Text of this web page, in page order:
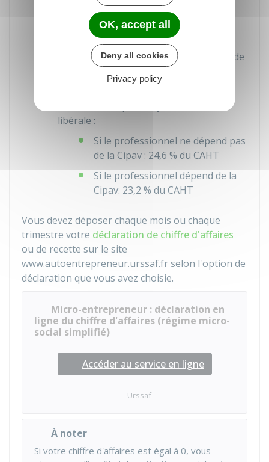
vente de marchandises, objets,
fournitures et denrées à emporter ou
consommer, à12,3 %duCAHT
Pour les entreprises ayant une activité de
prestations de services en BIC, à
Pour les entreprises ayant une activité
libérale :
Si le professionnel ne dépend pas
de la Cipav : 24,6 % du CAHT
Si le professionnel dépend de la
Cipav: 23,2 % du CAHT
Vous devez déposer chaque mois ou chaque
trimestre votre déclaration de chiffre d'affaires
ou de recette sur le site
www.autoentrepreneur.urssaf.fr selon l'option de
déclaration que vous avez choisie.
Micro-entrepreneur : déclaration en
ligne du chiffre d'affaires (régime micro-
social simplifié)
Accéder au service en ligne
Urssaf
À noter
Si votre chiffre d'affaires est égal à 0, vous
OK, accept all
Deny all cookies
Privacy policy